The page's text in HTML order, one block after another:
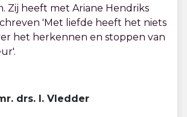
Zij heeft met Ariane Hendriks
'Met liefde heeft het niets
het herkennen en stoppen van
drs. I. Vledder